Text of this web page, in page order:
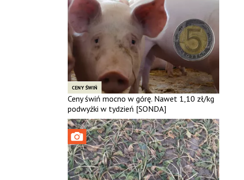
CENY ŚWIŃ
Ceny świń mocno w górę. Nawet 1,10 zł/kg
podwyżki w tydzień [SONDA]